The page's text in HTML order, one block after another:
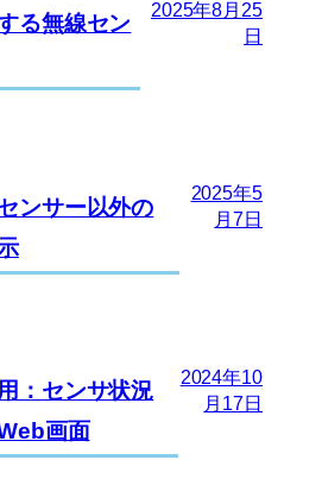
る無線セン
2025年8月25
日
ンサー以外の
2025年5
月7日
：センサ状況
画面
2024年10
月17日